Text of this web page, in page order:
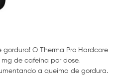
O Therma Pro Hardcore
de cafeína por dose.
a queima de gordura.